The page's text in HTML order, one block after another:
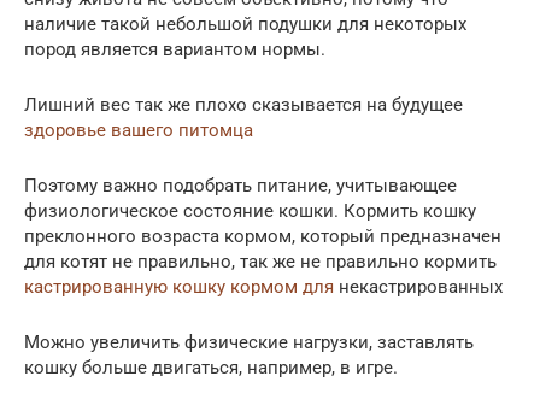
наличие такой небольшой подушки для некоторых
пород является вариантом нормы.
Лишний вес так же плохо сказывается на будущее
здоровье вашего питомца
Поэтому важно подобрать питание, учитывающее
физиологическое состояние кошки. Кормить кошку
преклонного возраста кормом, который предназначен
для котят не правильно, так же не правильно кормить
кастрированную кошку кормом для некастрированных
Можно увеличить физические нагрузки, заставлять
кошку больше двигаться, например, в игре.